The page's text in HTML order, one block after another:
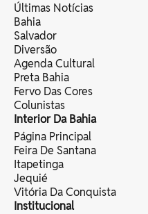
Últimas Notícias
Bahia
Salvador
Diversão
Agenda Cultural
Preta Bahia
Fervo Das Cores
Colunistas
Interior Da Bahia
Página Principal
Feira De Santana
Itapetinga
Jequié
Vitória Da Conquista
Institucional